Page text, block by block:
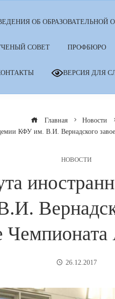
ОБ ОБРАЗОВАТЕЛЬНОЙ
СОВЕТ ПРОФБЮРО
ВЕРСИЯ ДЛЯ
Главная
Новости
КФУ им. В.И. Вернадского
НОВОСТИ
26.12.2017